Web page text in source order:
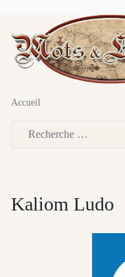
Accueil
Kaliom Ludo